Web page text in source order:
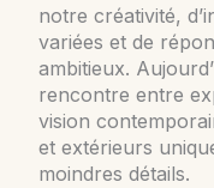
notre créativité,
variées et de
ambitieux.
rencontre entre
vision
et extérieurs
moindres détails.